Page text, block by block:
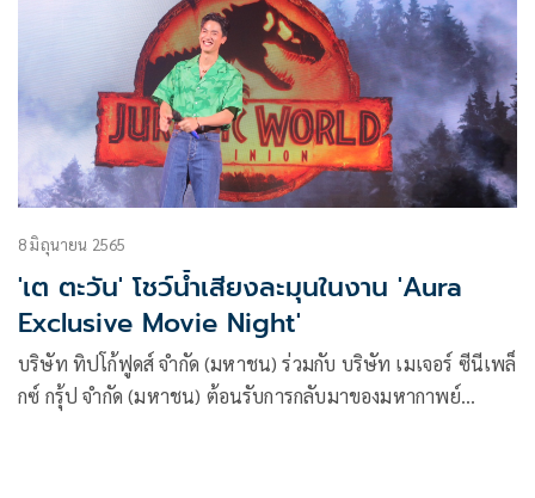
8 มิถุนายน 2565
'เต ตะวัน' โชว์น้ำเสียงละมุนในงาน 'Aura
Exclusive Movie Night'
บริษัท ทิปโก้ฟูดส์ จำกัด (มหาชน) ร่วมกับ บริษัท เมเจอร์ ซีนีเพล็
กซ์ กรุ้ป จํากัด (มหาชน) ต้อนรับการกลับมาของมหากาพย์